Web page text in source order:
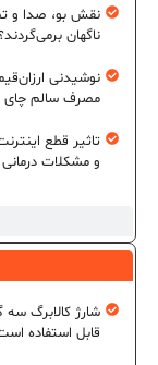
نقش بو، صدا و
ناگهان
نوشیدنی
مصرف سالم چای
تاثیر قطع
و مشکلات
شارژ کالابرگ سه
قابل استفاده